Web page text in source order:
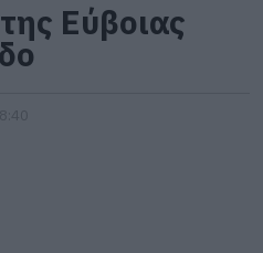
Εύβοιας